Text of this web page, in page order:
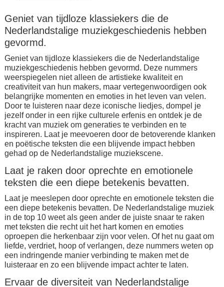
Geniet van tijdloze klassiekers die de
Nederlandstalige muziekgeschiedenis hebben
gevormd.
Geniet van tijdloze klassiekers die de Nederlandstalige
muziekgeschiedenis hebben gevormd. Deze nummers
weerspiegelen niet alleen de artistieke kwaliteit en
creativiteit van hun makers, maar vertegenwoordigen ook
belangrijke momenten en emoties in het leven van velen.
Door te luisteren naar deze iconische liedjes, dompel je
jezelf onder in een rijke culturele erfenis en ontdek je de
kracht van muziek om generaties te verbinden en te
inspireren. Laat je meevoeren door de betoverende klanken
en poëtische teksten die een blijvende impact hebben
gehad op de Nederlandstalige muziekscene.
Laat je raken door oprechte en emotionele
teksten die een diepe betekenis bevatten.
Laat je meeslepen door oprechte en emotionele teksten die
een diepe betekenis bevatten. De Nederlandstalige muziek
in de top 10 weet als geen ander de juiste snaar te raken
met teksten die recht uit het hart komen en emoties
oproepen die herkenbaar zijn voor velen. Of het nu gaat om
liefde, verdriet, hoop of verlangen, deze nummers weten op
een indringende manier verbinding te maken met de
luisteraar en zo een blijvende impact achter te laten.
Ervaar de diversiteit van Nederlandstalige